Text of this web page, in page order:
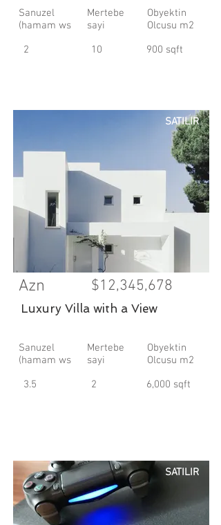
Sanuzel
(hamam ws
2
Mertebe
sayi
10
Obyektin
Olcusu m2
900 sqft
SATILIR
Azn $12,345,678
Luxury Villa with a View
Sanuzel
(hamam ws
3.5
Mertebe
sayi
2
Obyektin
Olcusu m2
6,000 sqft
SATILIR